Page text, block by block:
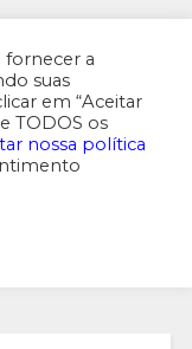
fornecer a
suas
em “Aceitar
TODOS os
nossa política